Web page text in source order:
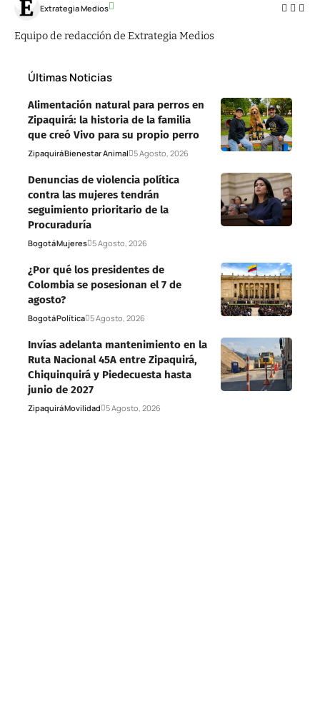
Extrategia Medios
Equipo de redacción de Extrategia Medios
Últimas Noticias
Alimentación natural para perros en
Zipaquirá: la historia de la familia
que creó Vivo para su propio perro
ZipaquiráBienestar Animal 5 Agosto, 2026
Denuncias de violencia política
contra las mujeres tendrán
seguimiento prioritario de la
Procuraduría
BogotáMujeres 5 Agosto, 2026
¿Por qué los presidentes de
Colombia se posesionan el 7 de
agosto?
BogotáPolítica 5 Agosto, 2026
Invías adelanta mantenimiento en la
Ruta Nacional 45A entre Zipaquirá,
Chiquinquirá y Piedecuesta hasta
junio de 2027
ZipaquiráMovilidad 5 Agosto, 2026